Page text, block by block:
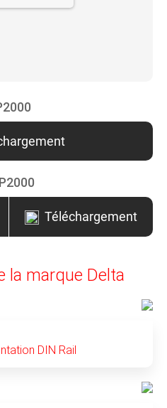
Téléchargement
la marque Delta
DIN Rail